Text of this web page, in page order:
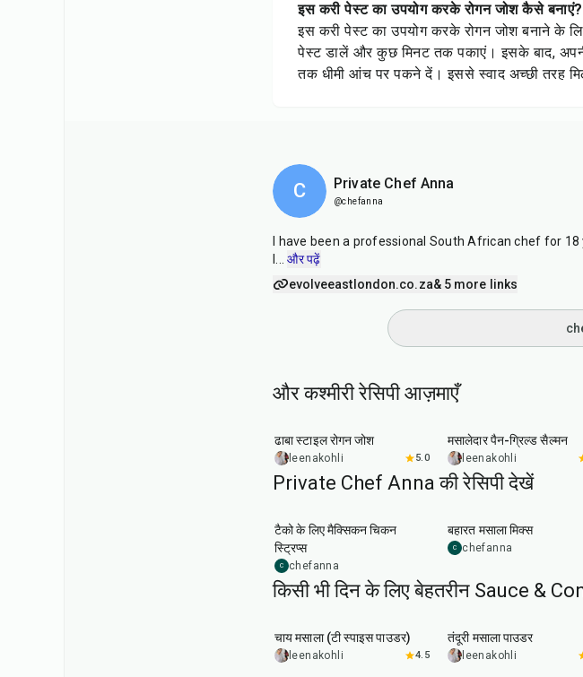
इस करी पेस्ट का उपयोग करके रोगन जोश कैसे बनाएं?
इस करी पेस्ट का उपयोग करके रोगन जोश बनाने के
पेस्ट डालें और कुछ मिनट तक पकाएं। इसके बाद,
तक धीमी आंच पर पकने दें। इससे स्वाद अच्छी तरह
C Private Chef Anna
@chefanna
I have been a professional South African chef for
...और पढ़ें
evolveeastlondon.co.za& 5 more links
और कश्मीरी रेसिपी आज़माएँ
ढाबा स्टाइल रोगन जोश
leenakohli 5.0
मसालेदार पैन-ग्रिल्ड सैल्मन
leenakohli
Private Chef Anna की रेसिपी देखें
टैको के लिए मैक्सिकन चिकन
स्ट्रिप्स
C chefanna
बहारत मसाला मिक्स
C chefanna
किसी भी दिन के लिए बेहतरीन Sauce &
चाय मसाला (टी स्पाइस पाउडर)
leenakohli 4.5
तंदूरी मसाला पाउडर
leenakohli